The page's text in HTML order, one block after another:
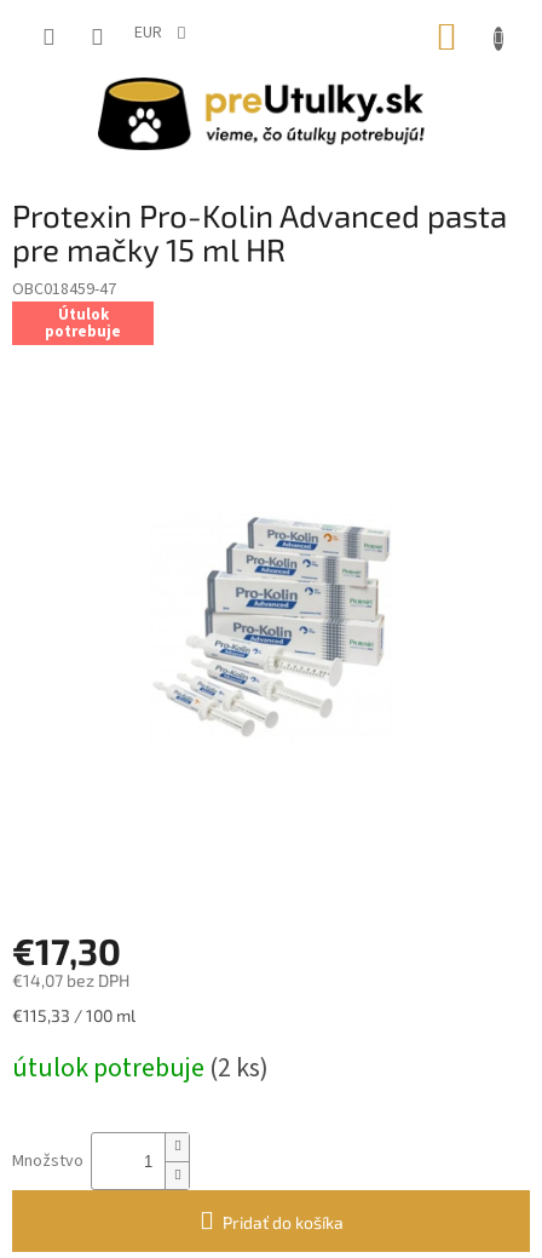
EUR
Protexin Pro-Kolin Advanced pasta
pre mačky 15 ml HR
OBC018459-47
Útulok
potrebuje
€17,30
€14,07 bez DPH
Jednotková
€115,33 / 100 ml
útulok potrebuje (2 ks)
Množstvo
Pridať do košíka